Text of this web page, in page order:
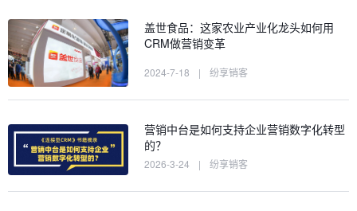
盖世食品：这家农业产业化龙头如何用
CRM做营销变革
2024-7-18 | 纷享销客
营销中台是如何支持企业营销数字化转型
的？
2026-3-24 | 纷享销客